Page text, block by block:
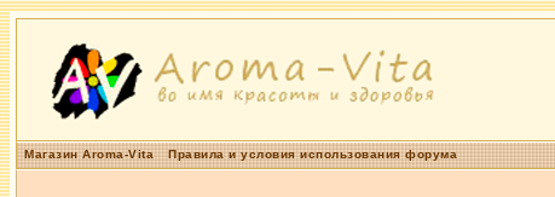
Магазин Aroma-Vita Правила и условия использования форума